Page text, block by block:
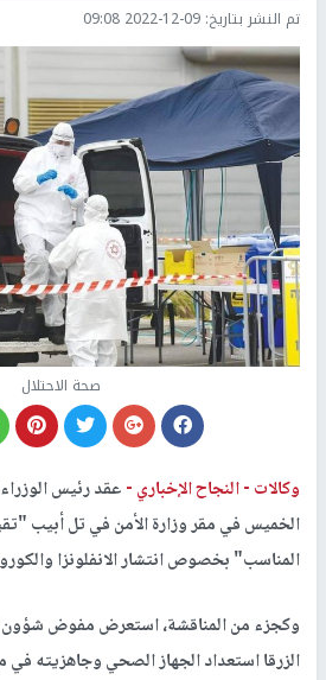
تم النشر بتاريخ: 2022-12-09 09:08
صحة الاحتلال
وكالات -النجاح الإخباري -عقد رئيس الوزراء
الخميس في مقر وزارة الأمن في تل أبيب
المناسب" بخصوص انتشار الانفلونزا
وكجزء من المناقشة، استعرض مفوض شؤون
الزرقا استعداد الجهاز الصحي وجاهزيته في